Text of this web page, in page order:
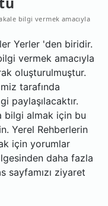
bilgi vermek amacıyla
Yerler 'den biridir.
vermek amacıyla
oluşturulmuştur.
tarafında
paylaşılacaktır.
bilgi almak için bu
Yerel Rehberlerin
için yorumlar
daha fazla
sayfamızı ziyaret